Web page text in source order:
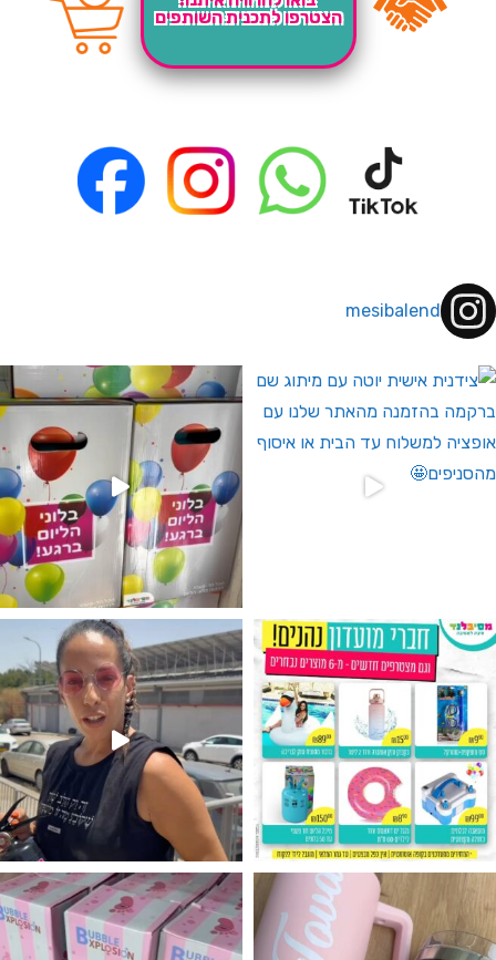
הצטרפו לתכנית השותפים
mesibalend
לחברי מועדון ומצטרפים חדשים🤍
מין העובר רק במסיבלנד !! קיים
מטף לגילוי מין העובר חזר למלא